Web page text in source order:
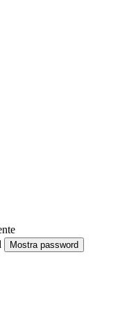
Mostra password